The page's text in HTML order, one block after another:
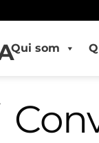
Qui som